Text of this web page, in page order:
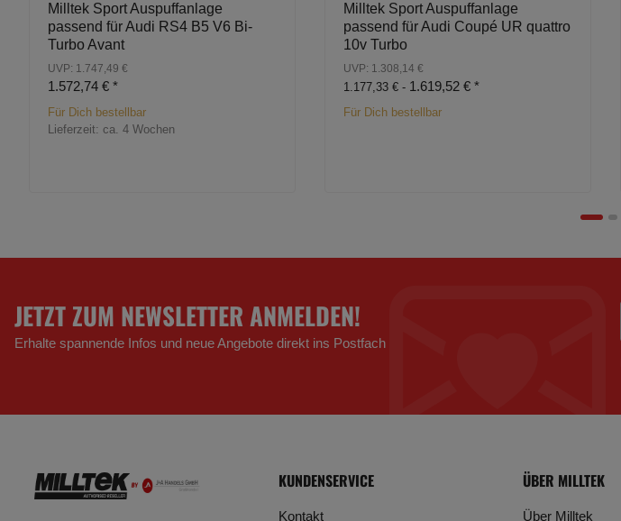
Milltek Sport Auspuffanlage
passend für Audi RS4 B5 V6 Bi-
Turbo Avant
UVP: 1.747,49 €
1.572,74 € *
Für Dich bestellbar
Lieferzeit: ca. 4 Wochen
Milltek Sport Auspuffanlage
passend für Audi Coupé UR quattro
10v Turbo
UVP: 1.308,14 €
1.177,33 € - 1.619,52 € *
Für Dich bestellbar
JETZT ZUM NEWSLETTER ANMELDEN!
Erhalte spannende Infos und neue Angebote direkt ins Postfach
KUNDENSERVICE
Kontakt
ÜBER MILLTEK
Über Milltek